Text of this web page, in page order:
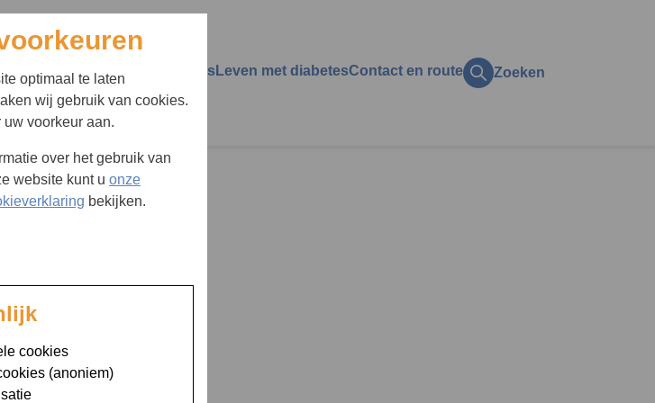
diabetes
type 1
Vermoedt u diabetes
Huisarts schoolarts
verwijzer
Ik vermoed dat ik diabetes
heb
Leven met diabetesContact en route Zoeken
op zoek?
optimaal te laten
wij gebruik van cookies.
voorkeur aan.
over het gebruik van
website kunt u onze
bekijken.
cookies
(anoniem)